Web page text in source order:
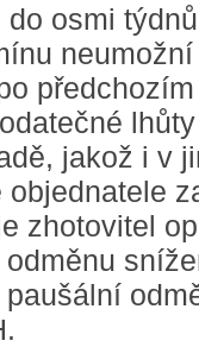
osmi
jakož i v
zhotovitel